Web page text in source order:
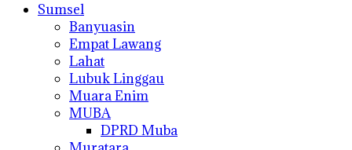
Sumsel
Banyuasin
Empat Lawang
Lahat
Lubuk Linggau
Muara Enim
MUBA
DPRD Muba